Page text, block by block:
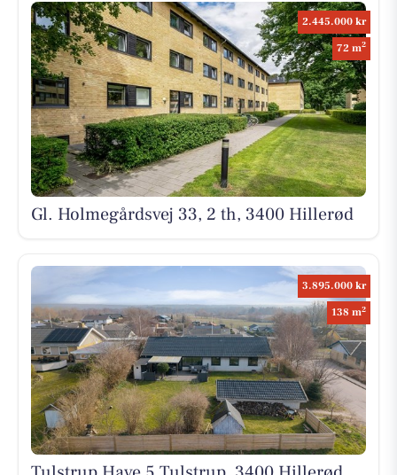
2.445.000 kr
72 m2
Gl. Holmegårdsvej 33, 2 th, 3400 Hillerød
3.895.000 kr
138 m2